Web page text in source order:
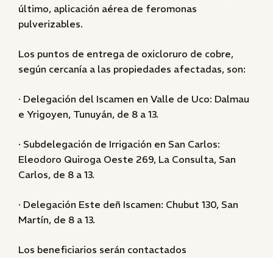
último, aplicación aérea de feromonas
pulverizables.
Los puntos de entrega de oxicloruro de cobre,
según cercanía a las propiedades afectadas, son:
· Delegación del Iscamen en Valle de Uco: Dalmau
e Yrigoyen, Tunuyán, de 8 a 13.
· Subdelegación de Irrigación en San Carlos:
Eleodoro Quiroga Oeste 269, La Consulta, San
Carlos, de 8 a 13.
· Delegación Este deñ Iscamen: Chubut 130, San
Martín, de 8 a 13.
Los beneficiarios serán contactados